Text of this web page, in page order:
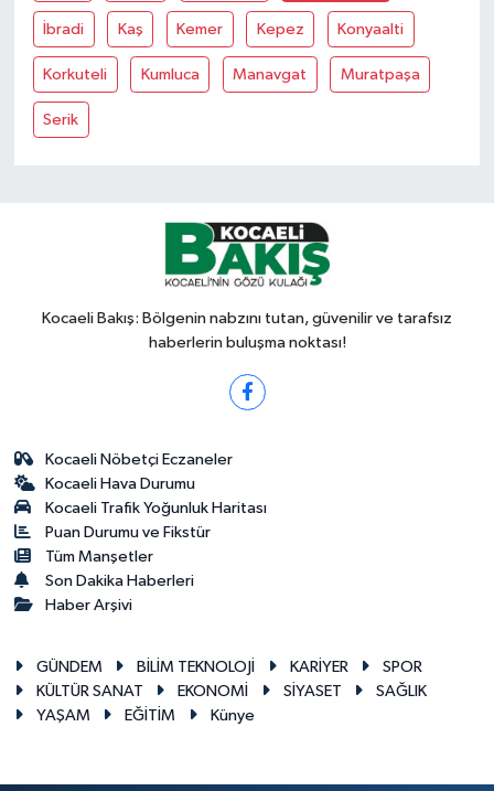
İbradi Kaş Kemer Kepez Konyaalti
Korkuteli Kumluca Manavgat Muratpaşa
Serik
Kocaeli Bakış: Bölgenin nabzını tutan, güvenilir ve tarafsız
haberlerin buluşma noktası!
Kocaeli Nöbetçi Eczaneler
Kocaeli Hava Durumu
Kocaeli Trafik Yoğunluk Haritası
Puan Durumu ve Fikstür
Tüm Manşetler
Son Dakika Haberleri
Haber Arşivi
GÜNDEM BİLİM TEKNOLOJİ KARİYER
SPOR
KÜLTÜR SANAT
EKONOMİ SİYASET
SAĞLIK
YAŞAM
EĞİTİM Künye